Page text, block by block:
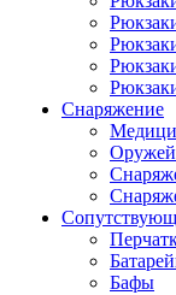
Снаряжение
Бафы